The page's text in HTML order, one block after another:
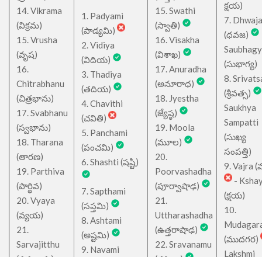
14. Vikrama
(విక్రమ)
15. Vrusha
(వృష)
16.
Chitrabhanu
(చిత్రభాను)
17. Svabhanu
(స్వభాను)
18. Tharana
(తారణ)
19. Parthiva
(పార్థివ)
20. Vyaya
(వ్యయ)
21.
Sarvajitthu
1. Padyami
(పాడ్యమి)
2. Vidiya
(విదియ)
3. Thadiya
(తదియ)
4. Chavithi
(చవితి)
5. Panchami
(పంచమి)
6. Shashti (షష్టి)
7. Sapthami
(సప్తమి)
8. Ashtami
(అష్టమి)
9. Navami
15. Swathi
(స్వాతి)
16. Visakha
(విశాఖ)
17. Anuradha
(అనూరాధ)
18. Jyestha
(జ్యేష్ఠ)
19. Moola
(మూల)
20.
Poorvashadha
(పూర్వాషాఢ)
21.
Uttharashadha
(ఉత్తరాషాఢ)
22. Sravanamu
క్షయ)
7. Dhwaja
(ధవజ)
(సుభాగ్య)
8.
(శ్రీవత్స)
Saukhya
Sampatti
(సుఖ్య
సంపత్తి)
9. Vajra
-
(క్షయ)
10.
(ముదగర)
Lakshmi